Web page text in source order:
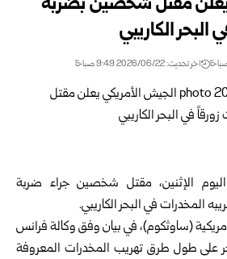
الكاريبي
اخر تحديث: 2026/06/22 9:49 صباحًا
الإثنين، مقتل شخصين جراء ضربة
المخدرات في البحر الكاريبي.
(ساوثكوم)، في بيان وفق وكالة فرانس
على طول طرق تهريب المخدرات المعروفة